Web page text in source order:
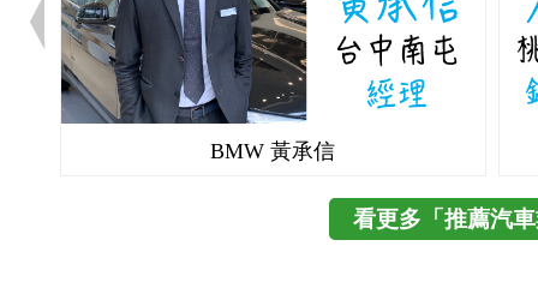
BMW 黃承信
看更多「推薦汽